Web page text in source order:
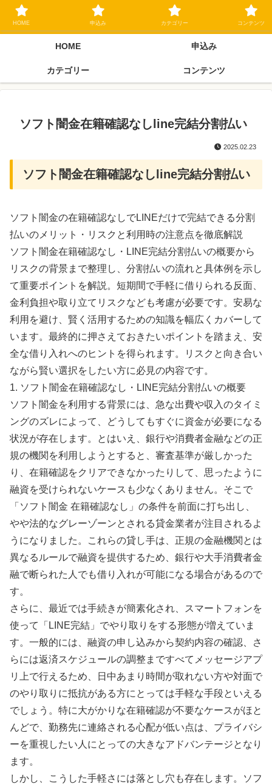
ブラックリスト長期延滞中でもOK 独自審査フリーローン 在籍確認なしの街
金クローネにご相談ください
HOME 申込み
カテゴリー コンテンツ
ソフト闇金在籍確認なしline完結分割払い
2025.02.23
ソフト闇金在籍確認なしline完結分割払い
ソフト闇金の在籍確認なしでLINEだけで完結できる分割
払いのメリット・リスクと利用時の注意点を徹底解説
ソフト闇金在籍確認なし・LINE完結分割払いの概要から
リスクの背景まで整理し、分割払いの流れと具体例を示し
て重要ポイントを解説。短期間で手軽に借りられる反面、
金利負担や取り立てリスクなども考慮が必要です。安易な
利用を避け、賢く活用するための知識を幅広くカバーして
います。最終的に押さえておきたいポイントを踏まえ、安
全な借り入れへのヒントを得られます。リスクと向き合い
ながら賢い選択をしたい方に必見の内容です。
1. ソフト闇金在籍確認なし・LINE完結分割払いの概要
ソフト闇金を利用する背景には、急な出費や収入のタイミ
ングのズレによって、どうしてもすぐに資金が必要になる
状況が存在します。とはいえ、銀行や消費者金融などの正
規の機関を利用しようとすると、審査基準が厳しかった
り、在籍確認をクリアできなかったりして、思ったように
融資を受けられないケースも少なくありません。そこで
「ソフト闇金 在籍確認なし」の条件を前面に打ち出し、
やや法的なグレーゾーンとされる貸金業者が注目されるよ
うになりました。これらの貸し手は、正規の金融機関とは
異なるルールで融資を提供するため、銀行や大手消費者金
融で断られた人でも借り入れが可能になる場合があるので
す。
さらに、最近では手続きが簡素化され、スマートフォンを
使って「LINE完結」でやり取りをする形態が増えていま
す。一般的には、融資の申し込みから契約内容の確認、さ
らには返済スケジュールの調整まですべてメッセージアプ
リ上で行えるため、日中あまり時間が取れない方や対面で
のやり取りに抵抗がある方にとっては手軽な手段といえる
でしょう。特に大がかりな在籍確認が不要なケースがほと
んどで、勤務先に連絡される心配が低い点は、プライバシ
ーを重視したい人にとっての大きなアドバンテージとなり
ます。
しかし、こうした手軽さには落とし穴も存在します。ソフ
HOME 申込み カテゴリー コンテンツ